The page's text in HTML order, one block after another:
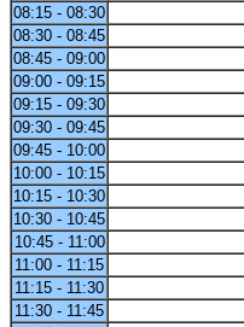
08:15 - 08:30
08:30 - 08:45
08:45 - 09:00
09:00 - 09:15
09:15 - 09:30
09:30 - 09:45
09:45 - 10:00
10:00 - 10:15
10:15 - 10:30
10:30 - 10:45
10:45 - 11:00
11:00 - 11:15
11:15 - 11:30
11:30 - 11:45